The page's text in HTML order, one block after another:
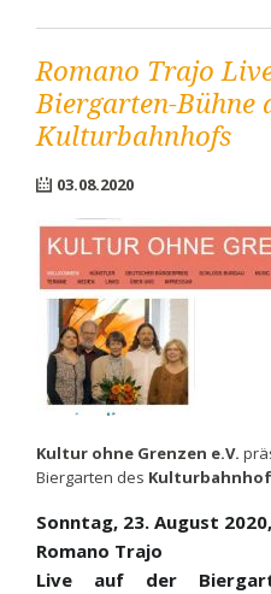
Romano Trajo
Biergarten-Bühne
Kulturbahnhofs
03.08.2020
Kultur ohne Grenzen e.V.
Biergarten des
Sonntag, 23. August
Romano Trajo
Live auf der